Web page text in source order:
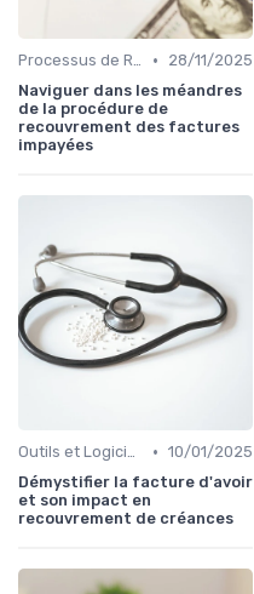
Processus de Recouvrement •
28/11/2025
Naviguer dans les méandres
de la procédure de
recouvrement des factures
impayées
Outils et Logiciels de Gestion de Créances • 10/01/2025
Démystifier la facture d'avoir
et son impact en
recouvrement de créances